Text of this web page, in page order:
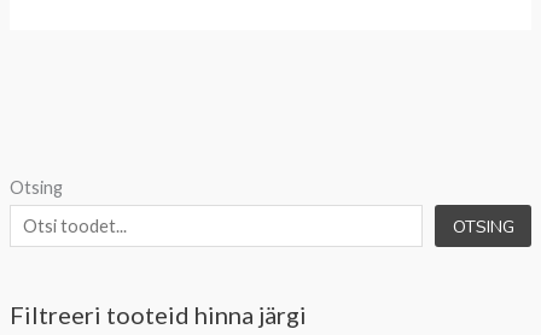
Otsing
OTSING
Filtreeri tooteid hinna järgi